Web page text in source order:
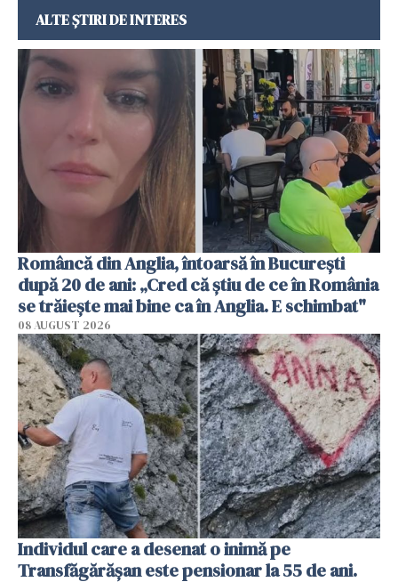
ALTE ȘTIRI DE INTERES
Româncă din Anglia, întoarsă în București
după 20 de ani: „Cred că știu de ce în România
se trăiește mai bine ca în Anglia. E schimbat"
08 AUGUST 2026
Individul care a desenat o inimă pe
Transfăgărășan este pensionar la 55 de ani.